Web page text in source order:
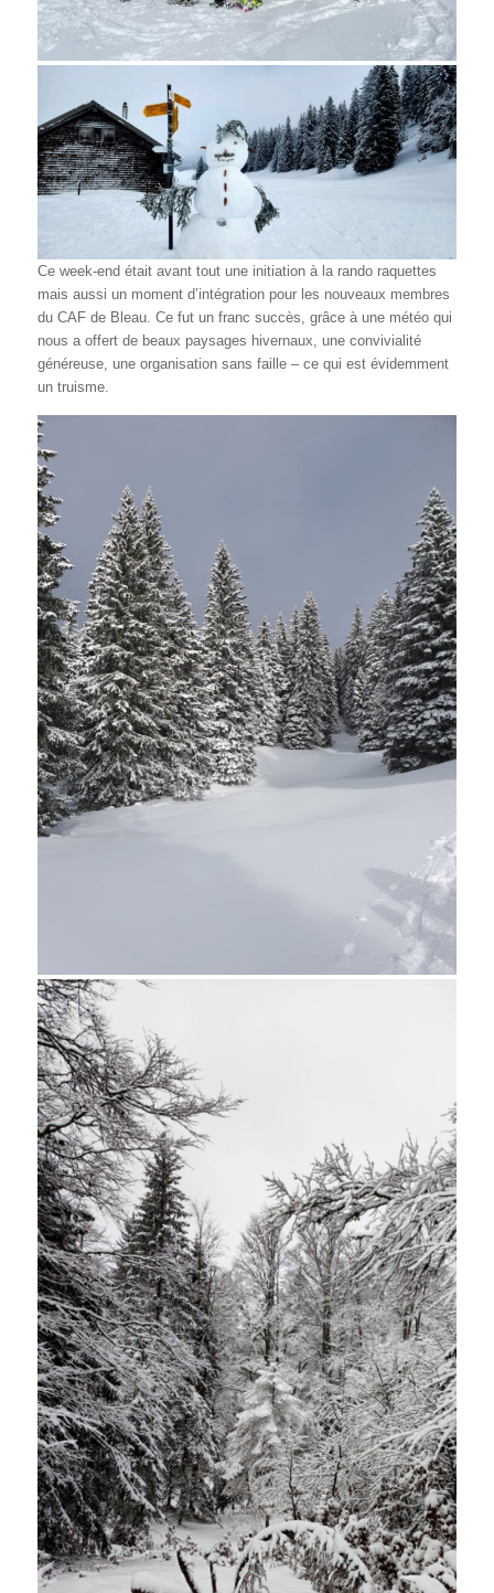
Ce week-end était avant tout une initiation à la rando raquettes
mais aussi un moment d’intégration pour les nouveaux membres
du CAF de Bleau. Ce fut un franc succès, grâce à une météo qui
nous a offert de beaux paysages hivernaux, une convivialité
généreuse, une organisation sans faille – ce qui est évidemment
un truisme.